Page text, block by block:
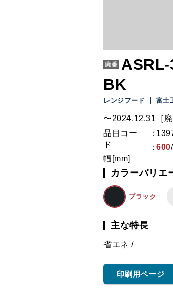
BK
レンジフード 富士
〜2024.12.31［廃
品目コー
ド
幅[mm]
600/
カラーバリエ
ブラック
主な特長
省エネ
印刷用ページ